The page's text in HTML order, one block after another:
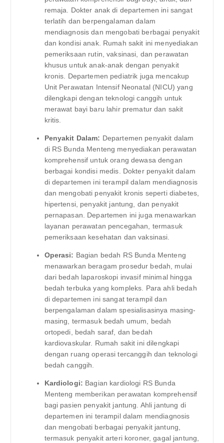
remaja. Dokter anak di departemen ini sangat
terlatih dan berpengalaman dalam
mendiagnosis dan mengobati berbagai penyakit
dan kondisi anak. Rumah sakit ini menyediakan
pemeriksaan rutin, vaksinasi, dan perawatan
khusus untuk anak-anak dengan penyakit
kronis. Departemen pediatrik juga mencakup
Unit Perawatan Intensif Neonatal (NICU) yang
dilengkapi dengan teknologi canggih untuk
merawat bayi baru lahir prematur dan sakit
kritis.
Penyakit Dalam: Departemen penyakit dalam
di RS Bunda Menteng menyediakan perawatan
komprehensif untuk orang dewasa dengan
berbagai kondisi medis. Dokter penyakit dalam
di departemen ini terampil dalam mendiagnosis
dan mengobati penyakit kronis seperti diabetes,
hipertensi, penyakit jantung, dan penyakit
pernapasan. Departemen ini juga menawarkan
layanan perawatan pencegahan, termasuk
pemeriksaan kesehatan dan vaksinasi.
Operasi: Bagian bedah RS Bunda Menteng
menawarkan beragam prosedur bedah, mulai
dari bedah laparoskopi invasif minimal hingga
bedah terbuka yang kompleks. Para ahli bedah
di departemen ini sangat terampil dan
berpengalaman dalam spesialisasinya masing-
masing, termasuk bedah umum, bedah
ortopedi, bedah saraf, dan bedah
kardiovaskular. Rumah sakit ini dilengkapi
dengan ruang operasi tercanggih dan teknologi
bedah canggih.
Kardiologi: Bagian kardiologi RS Bunda
Menteng memberikan perawatan komprehensif
bagi pasien penyakit jantung. Ahli jantung di
departemen ini terampil dalam mendiagnosis
dan mengobati berbagai penyakit jantung,
termasuk penyakit arteri koroner, gagal jantung,